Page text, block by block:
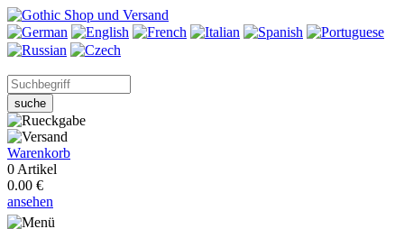
suche
Warenkorb
0 Artikel
0.00 €
ansehen